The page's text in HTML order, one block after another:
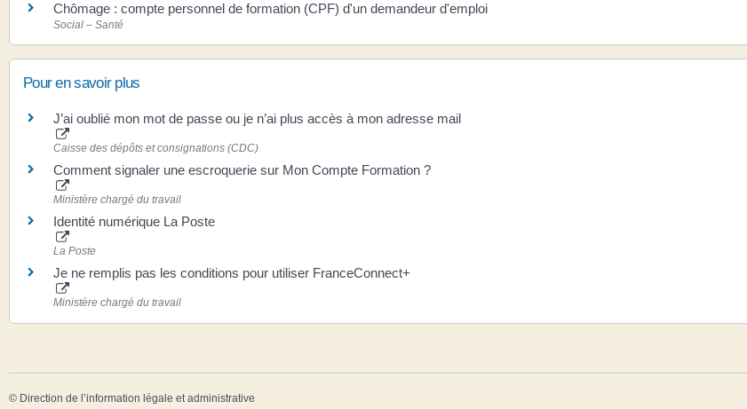
Chômage : compte personnel de formation (CPF) d'un demandeur d'emploi
Social – Santé
Pour en savoir plus
J’ai oublié mon mot de passe ou je n’ai plus accès à mon adresse mail
Caisse des dépôts et consignations (CDC)
Comment signaler une escroquerie sur Mon Compte Formation ?
Ministère chargé du travail
Identité numérique La Poste
La Poste
Je ne remplis pas les conditions pour utiliser FranceConnect+
Ministère chargé du travail
© Direction de l’information légale et administrative